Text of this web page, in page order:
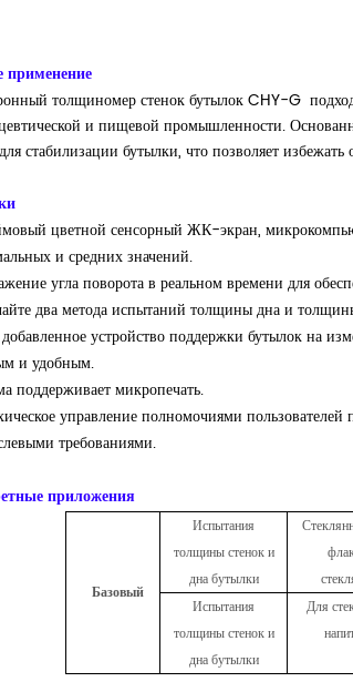
толщиномер стенок бутылок CHY-G
и пищевой промышленности.
стабилизации бутылки, что позволяет
цветной сенсорный ЖК-экран,
и средних значений.
угла поворота в реальном времени для
два метода испытаний толщины дна и
устройство поддержки бутылок на
и удобным.
поддерживает микропечать.
управление полномочиями
требованиями.
приложения
Базовый
Испытания
толщины стенок и
дна бутылки
Испытания
толщины стенок и
дна бутылки
Для